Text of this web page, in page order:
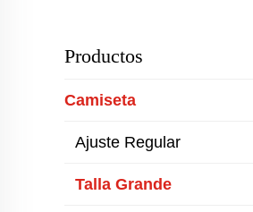
Productos
Camiseta
Ajuste Regular
Talla Grande